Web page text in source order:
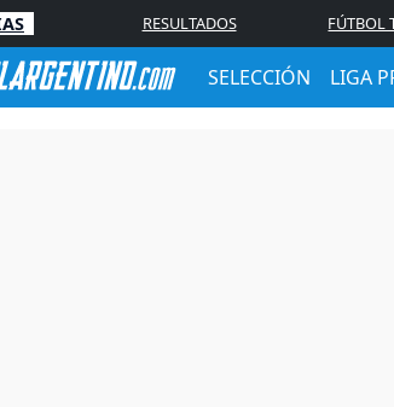
RESULTADOS FÚTBOL
SELECCIÓN LIGA